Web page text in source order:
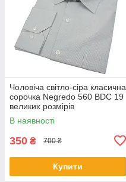
Чоловіча світло-сіра класична
сорочка Negredo 560 BDC 19
великих розмірів
В наявності
350 ₴ 700 ₴
Купити